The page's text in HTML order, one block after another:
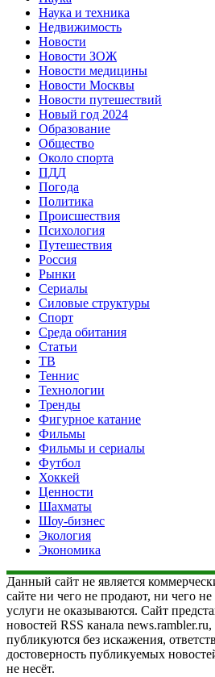
Наука и техника
Недвижимость
Новости
Новости ЗОЖ
Новости медицины
Новости Москвы
Новости путешествий
Новый год 2024
Образование
Общество
Около спорта
ПДД
Погода
Политика
Происшествия
Психология
Путешествия
Россия
Рынки
Сериалы
Силовые структуры
Спорт
Среда обитания
Статьи
ТВ
Теннис
Технологии
Тренды
Фигурное катание
Фильмы
Фильмы и сериалы
Футбол
Хоккей
Ценности
Шахматы
Шоу-бизнес
Экология
Экономика
Данный сайт не является
сайте ни чего не продают, ни чего
услуги не оказываются. Сайт
новостей RSS канала
публикуются без искажения,
достоверность публикуемых
не несёт.